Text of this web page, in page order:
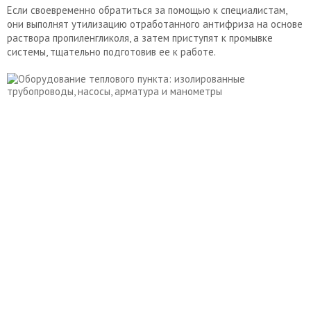
Если своевременно обратиться за помощью к специалистам,
они выполнят утилизацию отработанного антифриза на основе
раствора пропиленгликоля, а затем приступят к промывке
системы, тщательно подготовив ее к работе.